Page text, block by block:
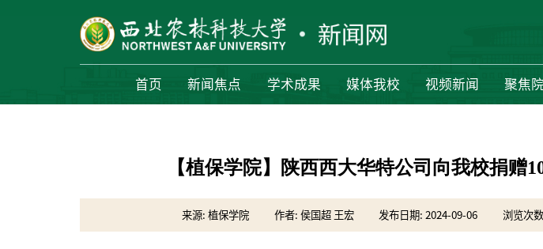
首页 新闻焦点 学术成果 媒体我校 视频新闻 聚焦
【植保学院】陕西西大华特公司向我校捐赠
来源: 植保学院 作者: 侯国超 王宏 发布日期: 2024-09-06 浏览次